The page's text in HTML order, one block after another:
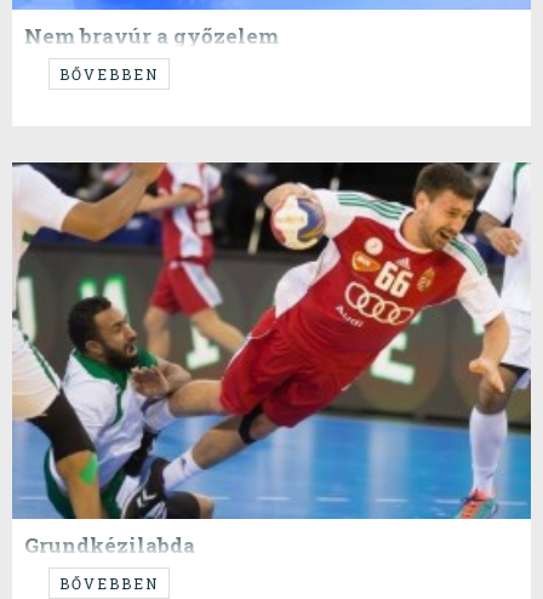
Nem bravúr a győzelem
...hanem kötelesség.
BŐVEBBEN
Grundkézilabda
...magabiztos győzelem.
BŐVEBBEN